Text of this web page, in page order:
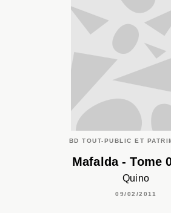
BD TOUT-PUBLIC ET
Mafalda - Tome
Quino
09/02/2011